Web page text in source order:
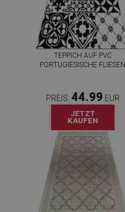
TEPPICH AUF PVC
PORTUGIESISCHE FLIESEN
PREIS: 44.99 EUR
JETZT
KAUFEN